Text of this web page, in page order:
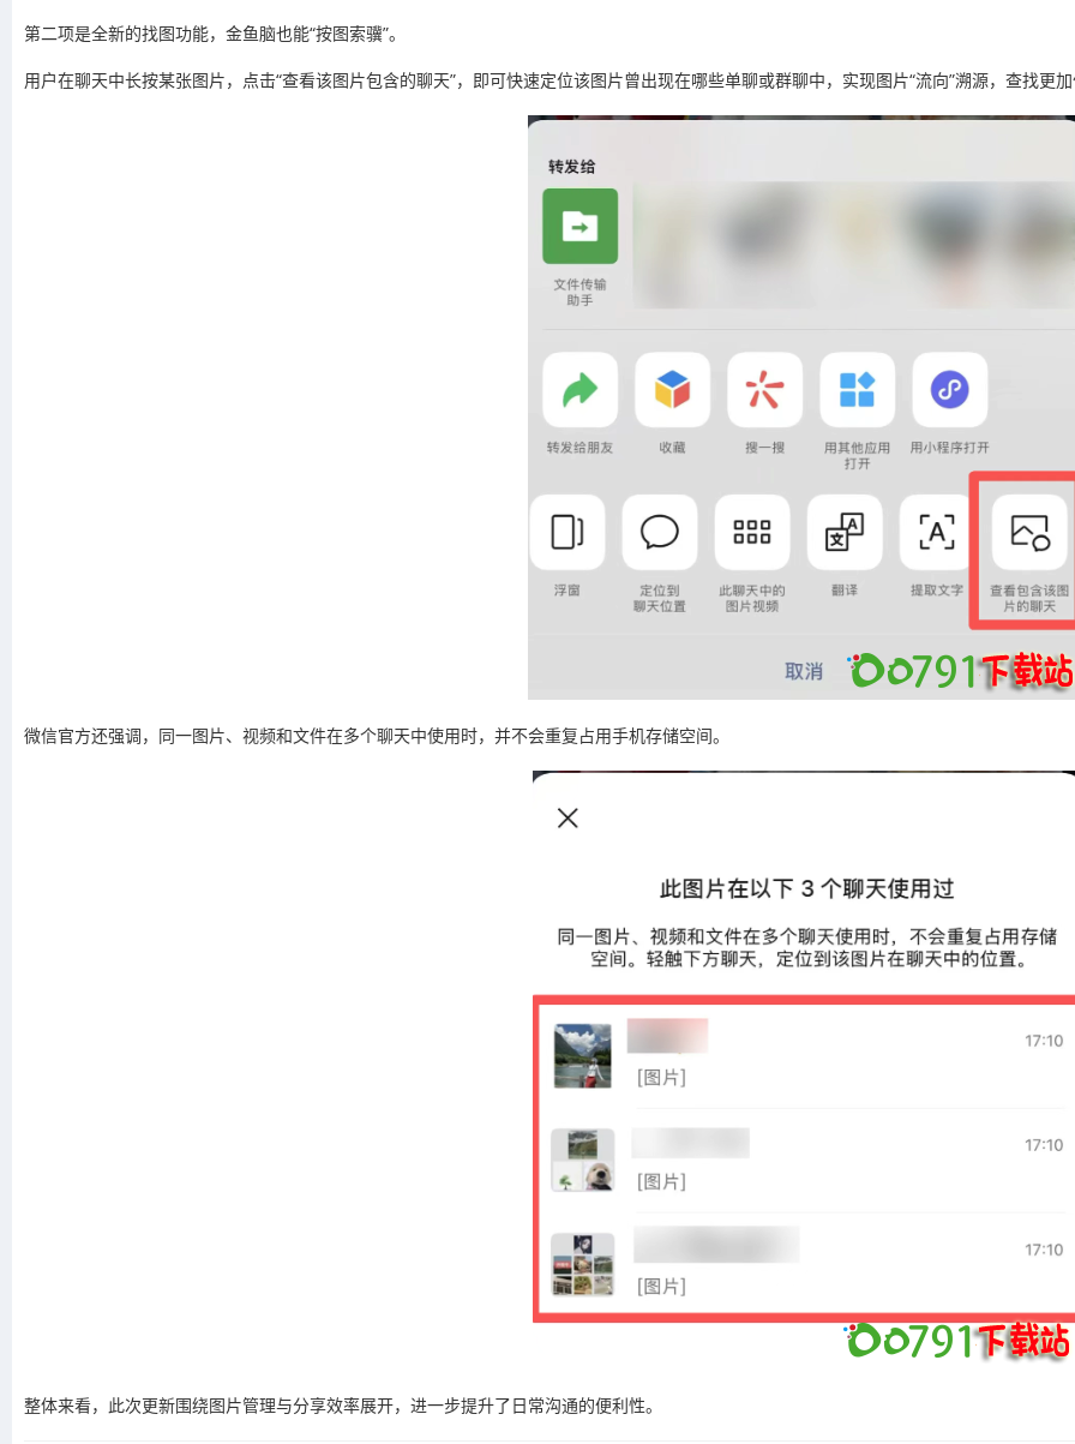
第二项是全新的找图功能，金鱼脑也能“按图索骥”。
用户在聊天中长按某张图片，点击“查看该图片包含的聊天”，即可快速定位该图片曾出现在哪些单聊或群聊中，实现图片“流向”溯源，查找更
微信官方还强调，同一图片、视频和文件在多个聊天中使用时，并不会重复占用手机存储空间。
整体来看，此次更新围绕图片管理与分享效率展开，进一步提升了日常沟通的便利性。